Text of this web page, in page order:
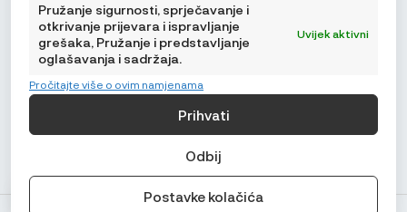
Pružanje sigurnosti, sprječavanje i
otkrivanje prijevara i ispravljanje
grešaka, Pružanje i predstavljanje
oglašavanja i sadržaja.
Uvijek aktivni
Pročitajte više o ovim namjenama
Prihvati
Odbij
Postavke kolačića
SAVJETI